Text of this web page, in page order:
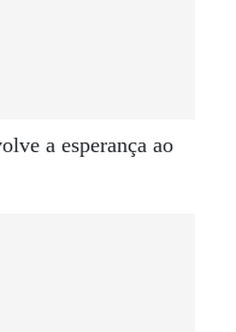
a esperança ao